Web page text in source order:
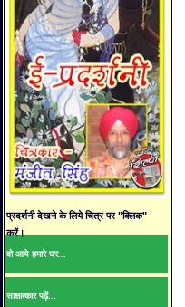
प्रदर्शनी देखने के लिये चित्र पर "क्लिक"
करें।
वो आये हमारे घर...
साक्षात्कार पढ़ें...